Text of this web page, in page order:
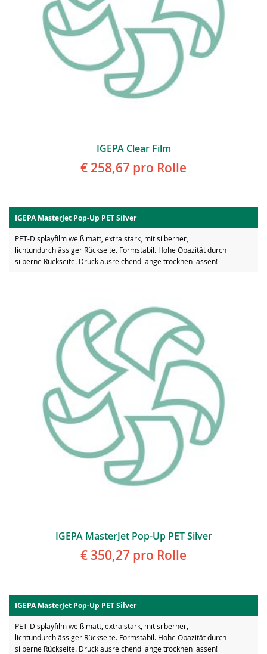
IGEPA Clear Film
€ 258,67 pro Rolle
IGEPA MasterJet Pop-Up PET Silver
PET-Displayfilm weiß matt, extra stark, mit silberner,
lichtundurchlässiger Rückseite. Formstabil. Hohe Opazität durch
silberne Rückseite. Druck ausreichend lange trocknen lassen!
IGEPA MasterJet Pop-Up PET Silver
€ 350,27 pro Rolle
IGEPA MasterJet Pop-Up PET Silver
PET-Displayfilm weiß matt, extra stark, mit silberner,
lichtundurchlässiger Rückseite. Formstabil. Hohe Opazität durch
silberne Rückseite. Druck ausreichend lange trocknen lassen!